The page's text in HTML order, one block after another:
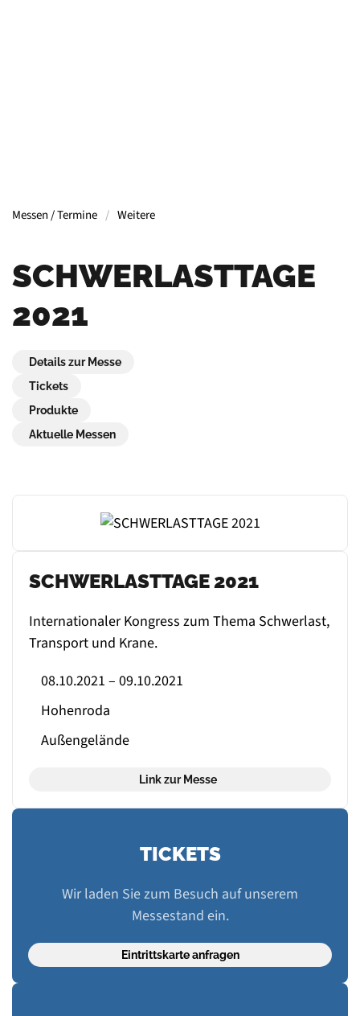
Messen / Termine Weitere
SCHWERLASTTAGE
2021
Details zur Messe
Tickets
Produkte
Aktuelle Messen
SCHWERLASTTAGE 2021
Internationaler Kongress zum Thema Schwerlast,
Transport und Krane.
08.10.2021 – 09.10.2021
Hohenroda
Außengelände
Link zur Messe
TICKETS
Wir laden Sie zum Besuch auf unserem
Messestand ein.
Eintrittskarte anfragen